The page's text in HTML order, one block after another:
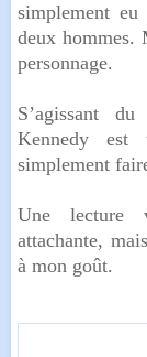
simplement
deux hommes.
personnage.
S’agissant
Kennedy est
simplement
Une lecture
attachante,
à mon goût.